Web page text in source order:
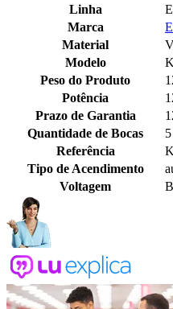
Linha
Marca
Material
Modelo
Peso do Produto
Potência
Prazo de Garantia
Quantidade de Bocas
5
Referência
Tipo de Acendimento
Voltagem